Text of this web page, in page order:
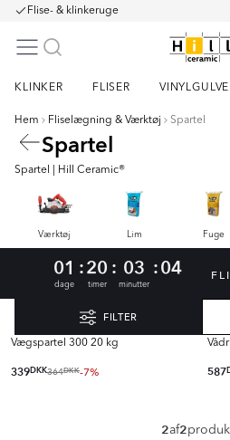
Flise- & klinkeruge
KLINKER FLISER VINYLGULVE
Hem Fliselægning & Værktøj Spartel
Spartel
Spartel | Hill Ceramic®
Værktøj Lim Fuge
01
dage
:20
timer
: 03
minutter
:04
FILTER
Vægspartel 300 20 kg
339DKK364DKK-7% 587
2af2